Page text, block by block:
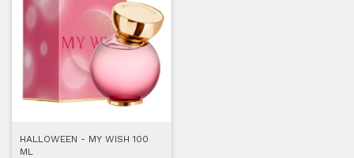
HALLOWEEN - MY WISH 100
ML